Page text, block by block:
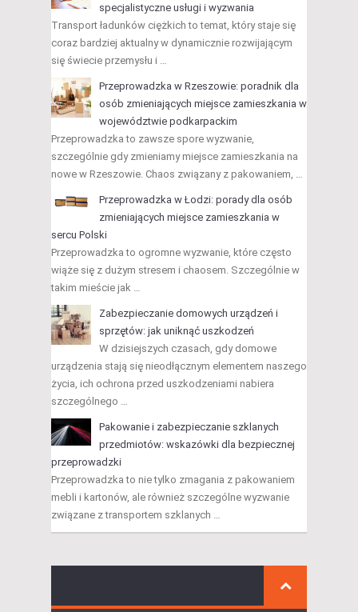
specjalistyczne usługi i wyzwania
Transport ładunków ciężkich to temat, który staje się
coraz bardziej aktualny w dynamicznie rozwijającym
się świecie przemysłu i …
Przeprowadzka w Rzeszowie: poradnik dla
osób zmieniających miejsce zamieszkania w
województwie podkarpackim
Przeprowadzka to zawsze spore wyzwanie,
szczególnie gdy zmieniamy miejsce zamieszkania na
nowe w Rzeszowie. Chaos związany z pakowaniem, …
Przeprowadzka w Łodzi: porady dla osób
zmieniających miejsce zamieszkania w
sercu Polski
Przeprowadzka to ogromne wyzwanie, które często
wiąże się z dużym stresem i chaosem. Szczególnie w
takim mieście jak …
Zabezpieczanie domowych urządzeń i
sprzętów: jak uniknąć uszkodzeń
W dzisiejszych czasach, gdy domowe
urządzenia stają się nieodłącznym elementem naszego
życia, ich ochrona przed uszkodzeniami nabiera
szczególnego …
Pakowanie i zabezpieczanie szklanych
przedmiotów: wskazówki dla bezpiecznej
przeprowadzki
Przeprowadzka to nie tylko zmagania z pakowaniem
mebli i kartonów, ale również szczególne wyzwanie
związane z transportem szklanych …